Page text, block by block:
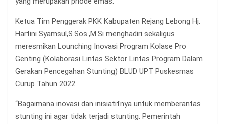
Ketua Tim Penggerak PKK Kabupaten Rejang Lebong Hj.
Hartini Syamsul,S.Sos.,M.Si menghadiri sekaligus
meresmikan Lounching Inovasi Program Kolase Pro
Genting (Kolaborasi Lintas Sektor Lintas Program Dalam
Gerakan Pencegahan Stunting) BLUD UPT Puskesmas
Curup Tahun 2022.
“Bagaimana inovasi dan inisiatifnya untuk memberantas
stunting ini agar tidak terjadi stunting. Pemerintah